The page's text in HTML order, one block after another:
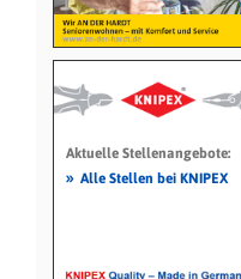
Aktuelle Stellenangebote:
» Alle Stellen bei KNIPEX